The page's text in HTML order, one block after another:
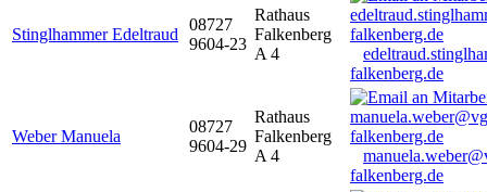
Stinglhammer Edeltraud
08727
9604-23
Rathaus
Falkenberg
A 4
falkenberg.de
Weber Manuela
08727
9604-29
Rathaus
Falkenberg
A 4
falkenberg.de